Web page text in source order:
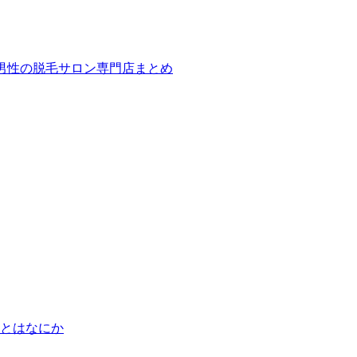
性の脱毛サロン専門店まとめ
はなにか